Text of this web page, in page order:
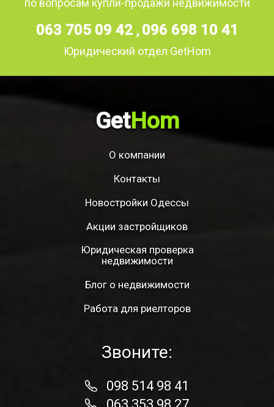
по вопросам купли-продажи недвижимости
063 705 09 42 , 096 698 10 41
Юридический отдел GetHom
GetHom
О компании
Контакты
Новостройки Одессы
Акции застройщиков
Юридическая проверка
недвижимости
Блог о недвижимости
Работа для риелторов
Звоните:
098 514 98 41